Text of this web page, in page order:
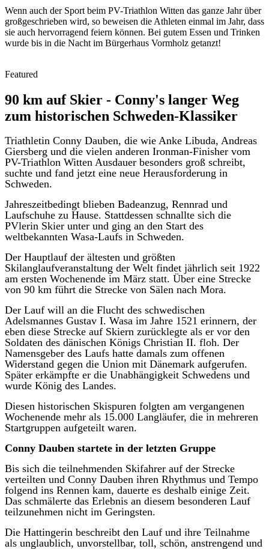
Wenn auch der Sport beim PV-Triathlon Witten das ganze Jahr über
großgeschrieben wird, so beweisen die Athleten einmal im Jahr, dass
sie auch hervorragend feiern können. Bei gutem Essen und Trinken
wurde bis in die Nacht im Bürgerhaus Vormholz getanzt!
Featured
90 km auf Skier - Conny's langer Weg
zum historischen Schweden-Klassiker
Triathletin Conny Dauben, die wie Anke Libuda, Andreas
Giersberg und die vielen anderen Ironman-Finisher vom
PV-Triathlon Witten Ausdauer besonders groß schreibt,
suchte und fand jetzt eine neue Herausforderung in
Schweden.
Jahreszeitbedingt blieben Badeanzug, Rennrad und
Laufschuhe zu Hause. Stattdessen schnallte sich die
PVlerin Skier unter und ging an den Start des
weltbekannten Wasa-Laufs in Schweden.
Der Hauptlauf der ältesten und größten
Skilanglaufveranstaltung der Welt findet jährlich seit 1922
am ersten Wochenende im März statt. Über eine Strecke
von 90 km führt die Strecke von Sälen nach Mora.
Der Lauf will an die Flucht des schwedischen
Adelsmannes Gustav I. Wasa im Jahre 1521 erinnern, der
eben diese Strecke auf Skiern zurücklegte als er vor den
Soldaten des dänischen Königs Christian II. floh. Der
Namensgeber des Laufs hatte damals zum offenen
Widerstand gegen die Union mit Dänemark aufgerufen.
Später erkämpfte er die Unabhängigkeit Schwedens und
wurde König des Landes.
Diesen historischen Skispuren folgten am vergangenen
Wochenende mehr als 15.000 Langläufer, die in mehreren
Startgruppen aufgeteilt waren.
Conny Dauben startete in der letzten Gruppe
Bis sich die teilnehmenden Skifahrer auf der Strecke
verteilten und Conny Dauben ihren Rhythmus und Tempo
folgend ins Rennen kam, dauerte es deshalb einige Zeit.
Das schmälerte das Erlebnis an diesem besonderen Lauf
teilzunehmen nicht im Geringsten.
Die Hattingerin beschreibt den Lauf und ihre Teilnahme
als unglaublich, unvorstellbar, toll, schön, anstrengend und